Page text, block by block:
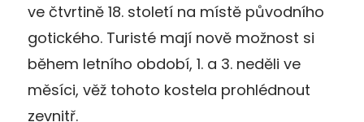
ve čtvrtině 18. století na místě původního
gotického. Turisté mají nově možnost si
během letního období, 1. a 3. neděli ve
měsíci, věž tohoto kostela prohlédnout
zevnitř.